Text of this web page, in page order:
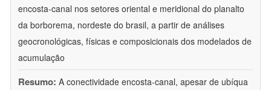
encosta-canal nos setores oriental e meridional do planalto
da borborema, nordeste do brasil, a partir de análises
geocronológicas, físicas e composicionais dos modelados de
acumulação
Resumo: A conectividade encosta-canal, apesar de ubíqua